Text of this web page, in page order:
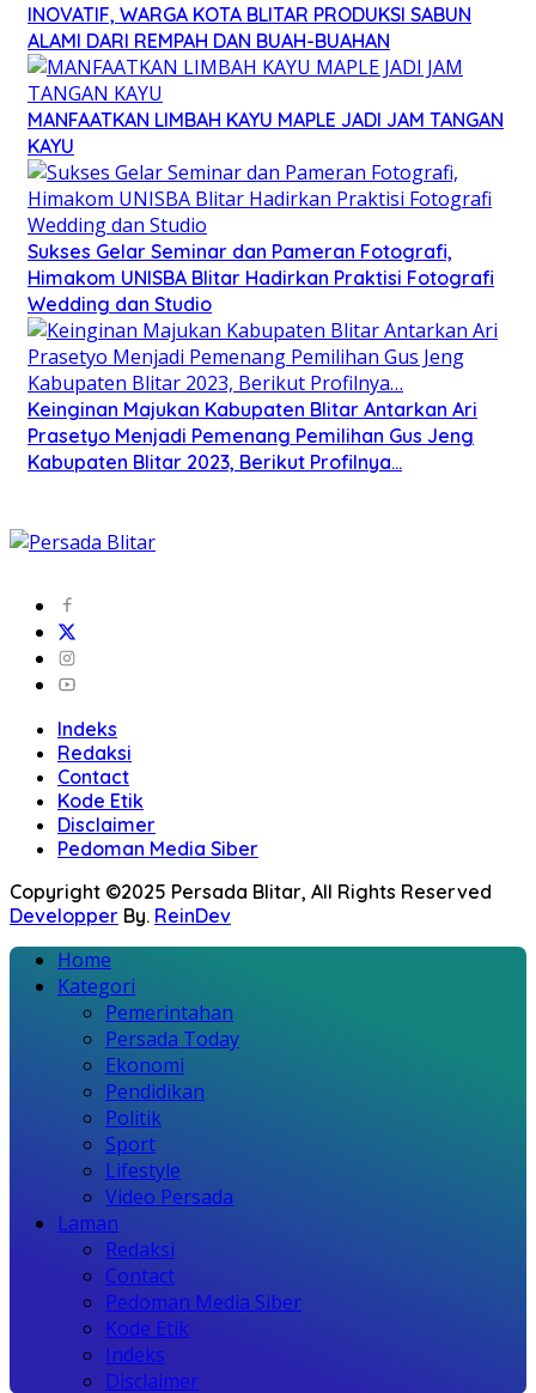
INOVATIF, WARGA KOTA BLITAR PRODUKSI SABUN
ALAMI DARI REMPAH DAN BUAH-BUAHAN
MANFAATKAN LIMBAH KAYU MAPLE JADI JAM TANGAN
KAYU
Sukses Gelar Seminar dan Pameran Fotografi,
Himakom UNISBA Blitar Hadirkan Praktisi Fotografi
Wedding dan Studio
Keinginan Majukan Kabupaten Blitar Antarkan Ari
Prasetyo Menjadi Pemenang Pemilihan Gus Jeng
Kabupaten Blitar 2023, Berikut Profilnya…
Indeks
Redaksi
Contact
Kode Etik
Disclaimer
Pedoman Media Siber
Copyright ©2025 Persada Blitar, All Rights Reserved
Developper By. ReinDev
Home
Kategori
Pemerintahan
Persada Today
Ekonomi
Pendidikan
Politik
Sport
Lifestyle
Video Persada
Laman
Redaksi
Contact
Pedoman Media Siber
Kode Etik
Indeks
Disclaimer